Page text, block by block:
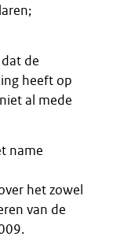
de
heeft op
al mede
name
het zowel
van de